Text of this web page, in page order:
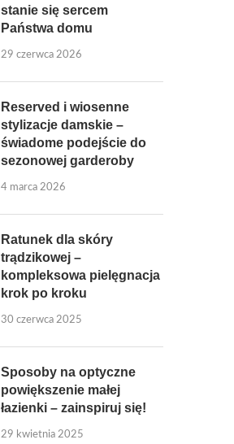
stanie się sercem
Państwa domu
29 czerwca 2026
Reserved i wiosenne
stylizacje damskie –
świadome podejście do
sezonowej garderoby
4 marca 2026
Ratunek dla skóry
trądzikowej –
kompleksowa pielęgnacja
krok po kroku
30 czerwca 2025
Sposoby na optyczne
powiększenie małej
łazienki – zainspiruj się!
29 kwietnia 2025